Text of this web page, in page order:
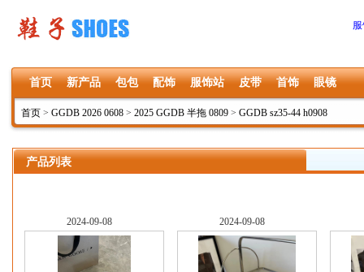
首页 新产品 包包 配饰 服饰站 皮带 首饰 眼镜
首页 > GGDB 2026 0608 > 2025 GGDB 半拖 0809 > GGDB sz35-44 h0908
产品列表
2024-09-08 2024-09-08